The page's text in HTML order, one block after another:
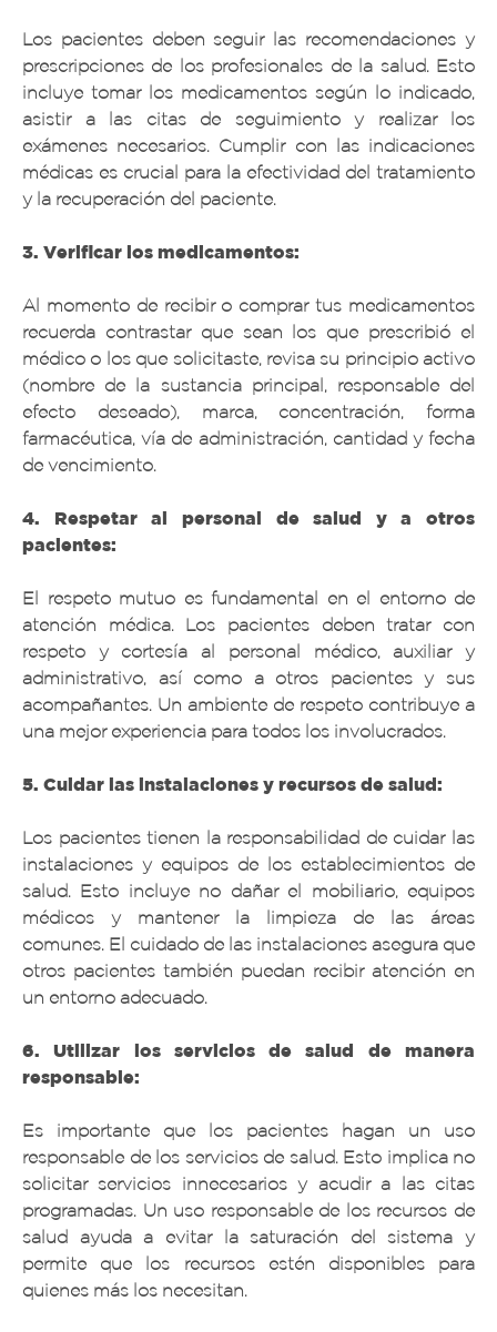
Los pacientes deben seguir las recomendaciones y
prescripciones de los profesionales de la salud. Esto
incluye tomar los medicamentos según lo indicado,
asistir a las citas de seguimiento y realizar los
exámenes necesarios. Cumplir con las indicaciones
médicas es crucial para la efectividad del tratamiento
y la recuperación del paciente.
3. Verificar los medicamentos:
Al momento de recibir o comprar tus medicamentos
recuerda contrastar que sean los que prescribió el
médico o los que solicitaste, revisa su principio activo
(nombre de la sustancia principal, responsable del
efecto deseado), marca, concentración, forma
farmacéutica, vía de administración, cantidad y fecha
de vencimiento.
4. Respetar al personal de salud y a otros
pacientes:
El respeto mutuo es fundamental en el entorno de
atención médica. Los pacientes deben tratar con
respeto y cortesía al personal médico, auxiliar y
administrativo, así como a otros pacientes y sus
acompañantes. Un ambiente de respeto contribuye a
una mejor experiencia para todos los involucrados.
5. Cuidar las instalaciones y recursos de salud:
Los pacientes tienen la responsabilidad de cuidar las
instalaciones y equipos de los establecimientos de
salud. Esto incluye no dañar el mobiliario, equipos
médicos y mantener la limpieza de las áreas
comunes. El cuidado de las instalaciones asegura que
otros pacientes también puedan recibir atención en
un entorno adecuado.
6. Utilizar los servicios de salud de manera
responsable:
Es importante que los pacientes hagan un uso
responsable de los servicios de salud. Esto implica no
solicitar servicios innecesarios y acudir a las citas
programadas. Un uso responsable de los recursos de
salud ayuda a evitar la saturación del sistema y
permite que los recursos estén disponibles para
quienes más los necesitan.